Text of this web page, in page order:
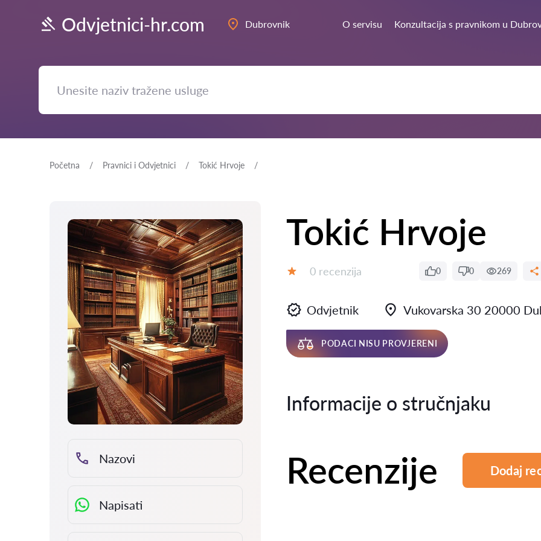
Odvjetnici-hr.com Dubrovnik O servisu Konzultacija s pravnikom u
Početna Pravnici i Odvjetnici Tokić Hrvoje
Nazovi
Napisati
Tokić Hrvoje
Recenzija:
0 recenzija 0 0 269
Odvjetnik Vukovarska 30 20000
PODACI NISU PROVJERENI
Informacije o stručnjaku
Recenzije Dodaj